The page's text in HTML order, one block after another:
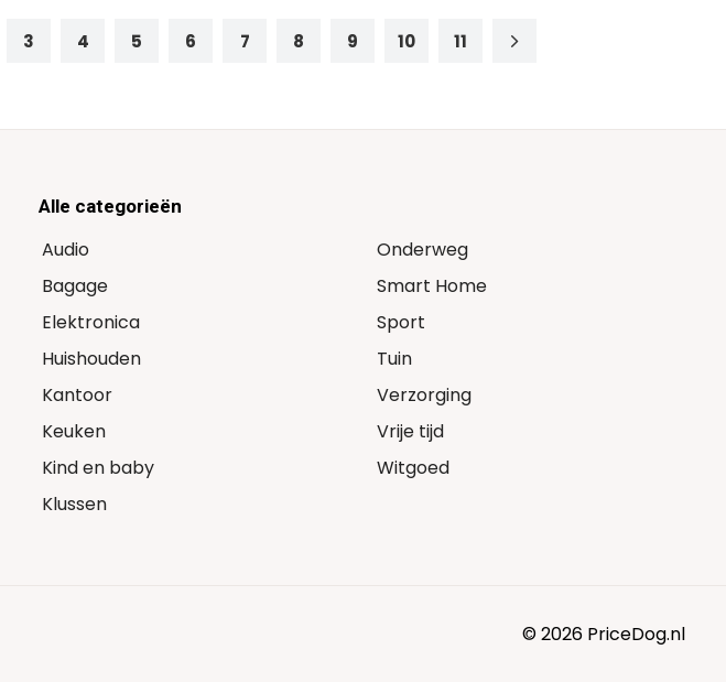
3 4 5 6 7 8 9 10 11
Alle categorieën
Audio
Bagage
Elektronica
Huishouden
Kantoor
Keuken
Kind en baby
Klussen
Onderweg
Smart Home
Sport
Tuin
Verzorging
Vrije tijd
Witgoed
© 2026 PriceDog.nl